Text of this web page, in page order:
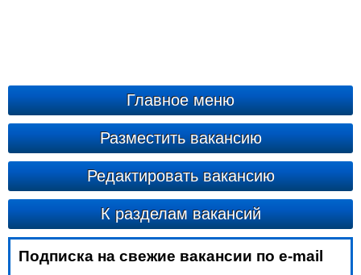
Главное меню
Разместить вакансию
Редактировать вакансию
К разделам вакансий
Подписка на свежие вакансии по e-mail